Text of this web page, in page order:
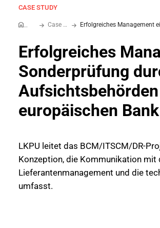
CASE STUDY
Home Case Study
Erfolgreiches
Sonderprüfung
europäischen Bank
LKPU leitet das BCM/ITSCM/DR-
Konzeption, die Kommunikation mit
Lieferantenmanagement und die
umfasst.